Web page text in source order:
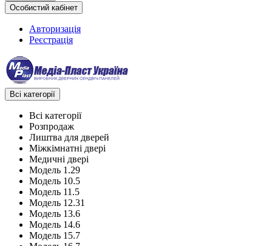
Особистий кабінет
Авторизація
Реєстрація
Всі категорії
Всі категорії
Розпродаж
Лиштва для дверей
Міжкімнатні двері
Медичні двері
Модель 1.29
Модель 10.5
Модель 11.5
Модель 12.31
Модель 13.6
Модель 14.6
Модель 15.7